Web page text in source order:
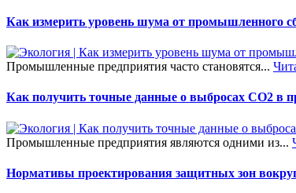
Как измерить уровень шума от промышленного
Промышленные предприятия часто становятся...
Как получить точные данные о выбросах CO2 в
Промышленные предприятия являются одними из...
Нормативы проектирования защитных зон